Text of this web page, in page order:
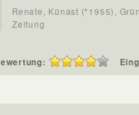
Renate, Künast (*1955),
Zeitung